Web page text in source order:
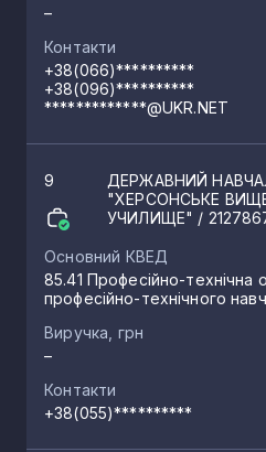
–
Контакти
+38(066)**********
+38(096)**********
*************@UKR.NET
9
ДЕРЖАВНИЙ
"ХЕРСОНСЬКЕ
УЧИЛИЩЕ" /
Основний КВЕД
85.41 Професійно-технічна
професійно-технічного
Виручка, грн
–
Контакти
+38(055)**********